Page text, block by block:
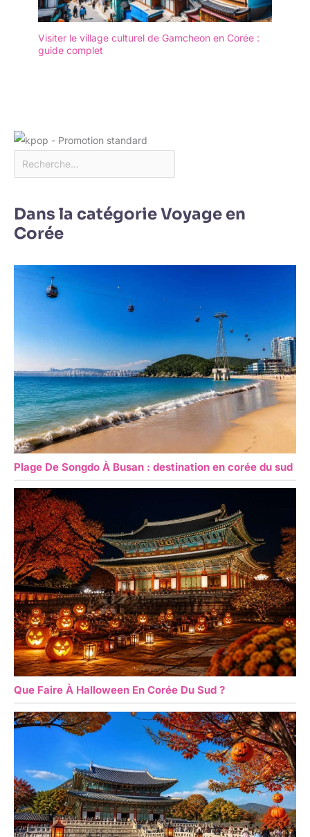
Visiter le village culturel de Gamcheon en Corée :
guide complet
Dans la catégorie Voyage en
Corée
Plage De Songdo À Busan : destination en corée du sud
Que Faire À Halloween En Corée Du Sud ?